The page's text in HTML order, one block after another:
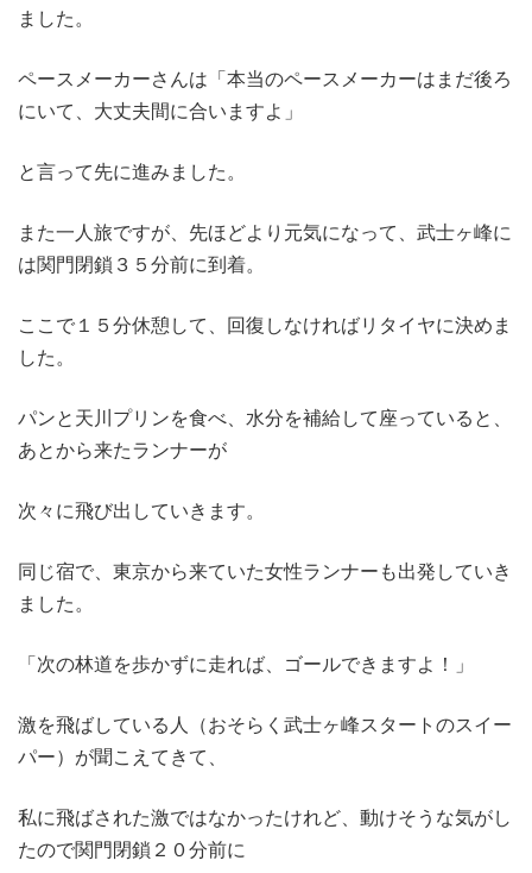
ました。
ペースメーカーさんは「本当のペースメーカーはまだ後ろ
にいて、大丈夫間に合いますよ」
と言って先に進みました。
また一人旅ですが、先ほどより元気になって、武士ヶ峰に
は関門閉鎖３５分前に到着。
ここで１５分休憩して、回復しなければリタイヤに決めま
した。
パンと天川プリンを食べ、水分を補給して座っていると、
あとから来たランナーが
次々に飛び出していきます。
同じ宿で、東京から来ていた女性ランナーも出発していき
ました。
「次の林道を歩かずに走れば、ゴールできますよ！」
激を飛ばしている人（おそらく武士ヶ峰スタートのスイー
パー）が聞こえてきて、
私に飛ばされた激ではなかったけれど、動けそうな気がし
たので関門閉鎖２０分前に